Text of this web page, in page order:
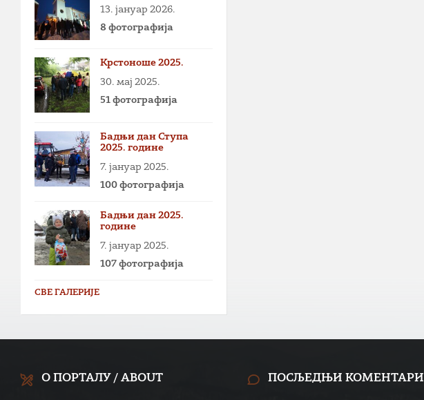
13. јануар 2026.
8 фотографија
Крстоноше 2025.
30. мај 2025.
51 фотографија
Бадњи дан Ступа
2025. године
7. јануар 2025.
100 фотографија
Бадњи дан 2025.
године
7. јануар 2025.
107 фотографија
СВЕ ГАЛЕРИЈЕ
О ПОРТАЛУ / ABOUT ПОСЉЕДЊИ КОМЕНТАРИ